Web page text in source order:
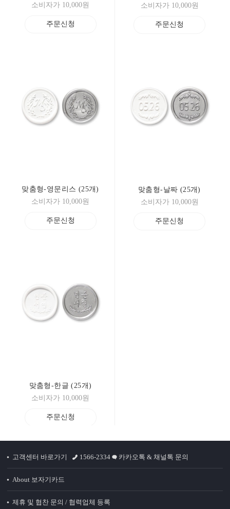
소비자가 10,000원
주문신청
소비자가 10,000원
주문신청
맞춤형-영문리스 (25개)
소비자가 10,000원
주문신청
맞춤형-날짜 (25개)
소비자가 10,000원
주문신청
맞춤형-한글 (25개)
소비자가 10,000원
주문신청
고객센터 바로가기 1566-2334 카카오톡 & 채널톡 문의
About 보자기카드
제휴 및 협찬 문의 / 협력업체 등록